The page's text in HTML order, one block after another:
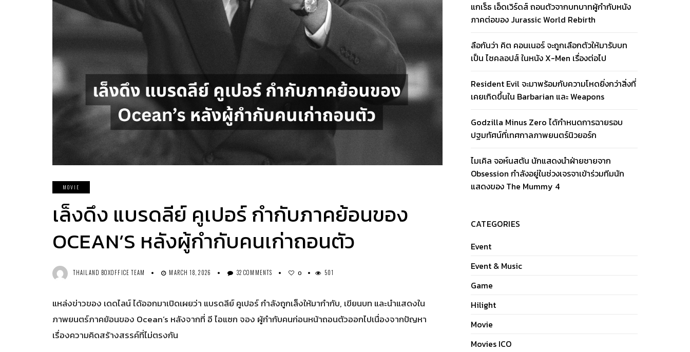
MOVIE
เล็งดึง แบรดลีย์ คูเปอร์ กำกับภาคย้อนของ
OCEAN’S หลังผู้กำกับคนเก่าถอนตัว
THAILAND BOXOFFICE TEAM MARCH 18, 2026 32 COMMENTS 0 501
แหล่งข่าวของ เดดไลน์ ได้ออกมาเปิดเผยว่า แบรดลีย์ คูเปอร์ กำลังถูกเล็งให้มากำกับ, เขียนบท และนำแสดงใน
ภาพยนตร์ภาคย้อนของ Ocean’s หลังจากที่ อี ไอแซก จอง ผู้กำกับคนก่อนหน้าถอนตัวออกไปเนื่องจากปัญหา
เรื่องความคิดสร้างสรรค์ที่ไม่ตรงกัน
แกเร็ธ เอ็ดเวิร์ดส์ ถอนตัวจากบทบาทผู้กำกับหนัง
ภาคต่อของ Jurassic World Rebirth
ลือกันว่า คิต คอนเนอร์ จะถูกเลือกตัวให้มารับบท
เป็น ไซคลอปส์ ในหนัง X-Men เรื่องต่อไป
Resident Evil จะมาพร้อมกับความโหดยิ่งกว่าสิ่งที่
เคยเกิดขึ้นใน Barbarian และ Weapons
Godzilla Minus Zero ได้กำหนดการฉายรอบ
ปฐมทัศน์ที่เทศกาลภาพยนตร์นิวยอร์ก
ไมเคิล จอห์นสตัน นักแสดงนำฝ่ายชายจาก
Obsession กำลังอยู่ในช่วงเจรจาเข้าร่วมทีมนัก
แสดงของ The Mummy 4
CATEGORIES
Event
Event & Music
Game
Hilight
Movie
Movies ICO